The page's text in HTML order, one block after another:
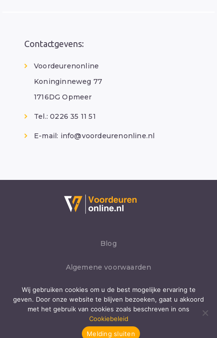
Contactgevens:
Voordeurenonline
Koninginneweg 77
1716DG Opmeer
Tel.: 0226 35 11 51
E-mail: info@voordeurenonline.nl
Blog
Algemene voorwaarden
Privacybeleid
Cookies
Wij gebruiken cookies om u de best mogelijke ervaring te
geven. Door onze website te blijven bezoeken, gaat u akkoord
met het gebruik van cookies zoals beschreven in ons
Cookiebeleid
Melding sluiten